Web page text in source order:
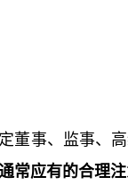
董事、监事、
常应有的合理